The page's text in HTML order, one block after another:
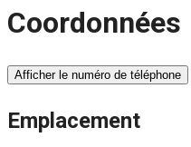
Coordonnées
Afficher le numéro de téléphone
Emplacement